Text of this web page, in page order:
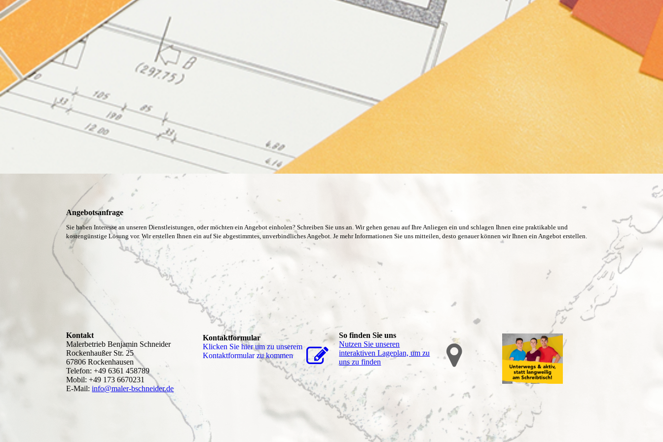
Angebotsanfrage
Sie haben Interesse an unseren Dienstleistungen, oder möchten ein Angebot einholen? Schreiben Sie uns an. Wir gehen genau auf Ihre Anliegen ein und schlagen Ihnen eine praktikable und
kostengünstige Lösung vor.Wir erstellen Ihnen ein auf Sie abgestimmtes, unverbindliches Angebot. Je mehr Informationen Sie uns mitteilen, desto genauer können wir Ihnen ein Angebot erstellen.
Kontakt
Malerbetrieb Benjamin Schneider
Rockenhaußer Str. 25
67806 Rockenhausen
Telefon: +49 6361 458789
Mobil: +49 173 6670231
E-Mail:info@maler-bschneider.de
Kontaktformular
Klicken Sie hier um zu unserem
Kon­takt­for­mu­lar zu kommen
So finden Sie uns
Nutzen Sie unseren
interaktiven La­ge­plan, um zu
uns zu finden